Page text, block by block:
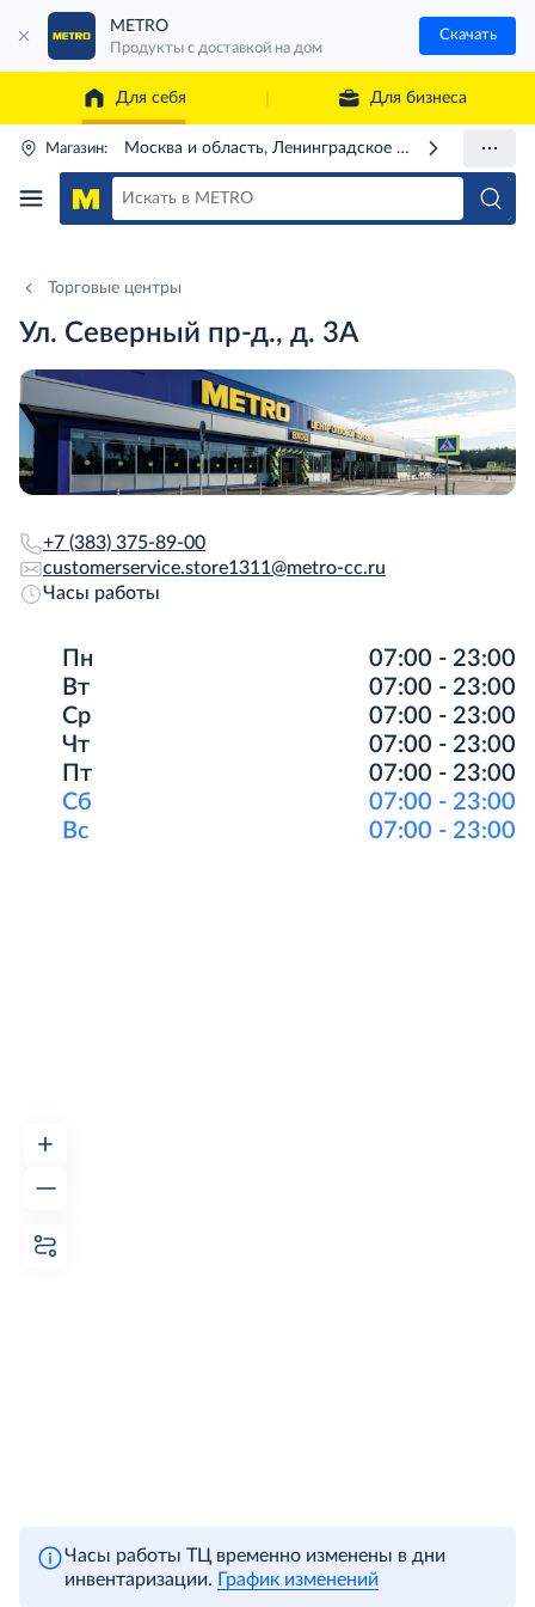
METRO
Продукты с доставкой на дом
Скачать
Для себя Для бизнеса
Магазин: Москва и область, Ленинградское ш., 71Г
Торговые центры
Ул. Северный пр-д., д. 3А
+7 (383) 375-89-00
customerservice.store1311@metro-cc.ru
Часы работы
Пн
07:00 - 23:00
Вт
07:00 - 23:00
Ср
07:00 - 23:00
Чт
07:00 - 23:00
Пт
07:00 - 23:00
Сб
07:00 - 23:00
Вс
07:00 - 23:00
+
—
Часы работы ТЦ временно изменены в дни
инвентаризации. График изменений